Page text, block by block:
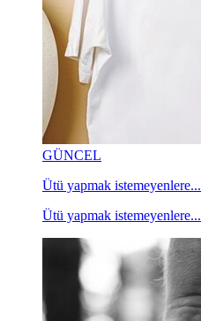
GÜNCEL
Ütü yapmak istemeyenlere...
Ütü yapmak istemeyenlere...